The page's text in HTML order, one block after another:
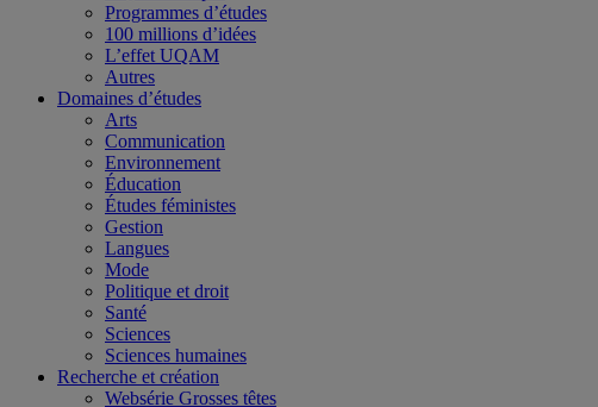
Programmes d’études
100 millions d’idées
L’effet UQAM
Autres
Domaines d’études
Arts
Communication
Environnement
Éducation
Études féministes
Gestion
Langues
Mode
Politique et droit
Santé
Sciences
Sciences humaines
Recherche et création
Websérie Grosses têtes